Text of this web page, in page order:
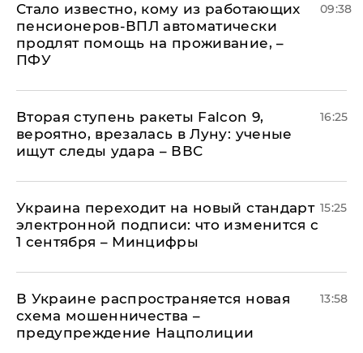
Стало известно, кому из работающих
пенсионеров-ВПЛ автоматически
продлят помощь на проживание, –
ПФУ
09:38
Вторая ступень ракеты Falcon 9,
вероятно, врезалась в Луну: ученые
ищут следы удара – ВВС
16:25
Украина переходит на новый стандарт
электронной подписи: что изменится с
1 сентября – Минцифры
15:25
В Украине распространяется новая
схема мошенничества –
предупреждение Нацполиции
13:58